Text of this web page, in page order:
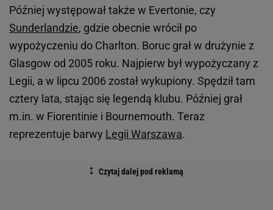
Później występował także w Evertonie, czy
Sunderlandzie, gdzie obecnie wrócił po
wypożyczeniu do Charlton. Boruc grał w drużynie z
Glasgow od 2005 roku. Najpierw był wypożyczany z
Legii, a w lipcu 2006 został wykupiony. Spędził tam
cztery lata, stając się legendą klubu. Później grał
m.in. w Fiorentinie i Bournemouth. Teraz
reprezentuje barwy Legii Warszawa.